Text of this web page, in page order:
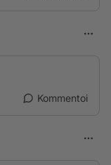
Kommentoi